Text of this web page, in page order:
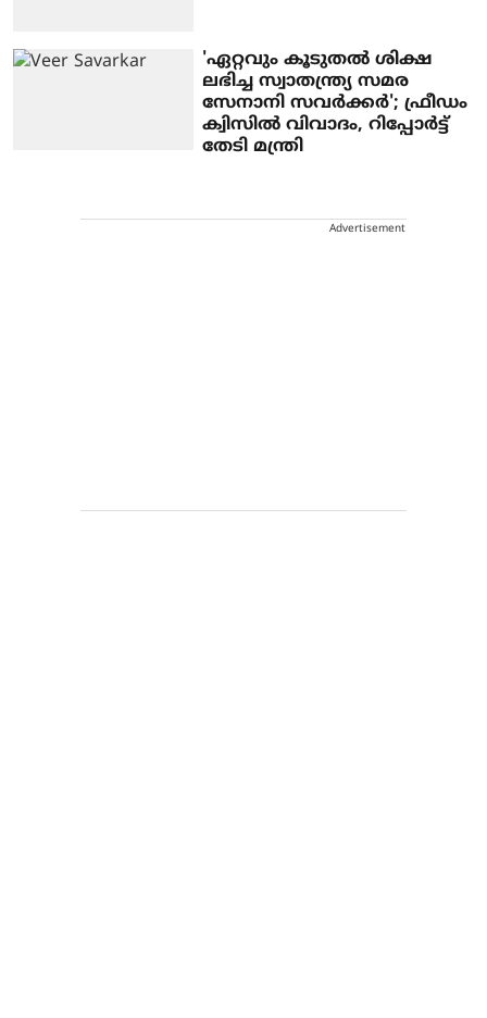
'ഏറ്റവും കൂടുതല്‍ ശിക്ഷ
ലഭിച്ച സ്വാതന്ത്ര്യ സമര
സേനാനി സവര്‍ക്കര്‍'; ഫ്രീഡം
ക്വിസില്‍ വിവാദം, റിപ്പോര്‍ട്ട്
തേടി മന്ത്രി
Advertisement